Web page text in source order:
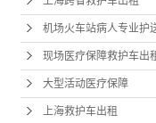
机场火车站病人专业护
现场医疗保障救护车出
大型活动医疗保障
上海救护车出租